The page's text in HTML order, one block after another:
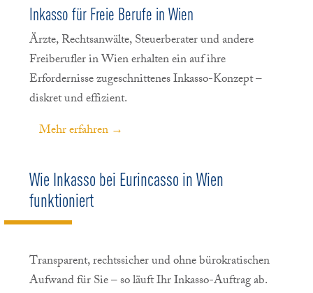
Inkasso für Freie Berufe in Wien
Ärzte, Rechtsanwälte, Steuerberater und andere
Freiberufler in Wien erhalten ein auf ihre
Erfordernisse zugeschnittenes Inkasso-Konzept –
diskret und effizient.
Mehr erfahren →
Wie Inkasso bei Eurincasso in Wien
funktioniert
Transparent, rechtssicher und ohne bürokratischen
Aufwand für Sie – so läuft Ihr Inkasso-Auftrag ab.